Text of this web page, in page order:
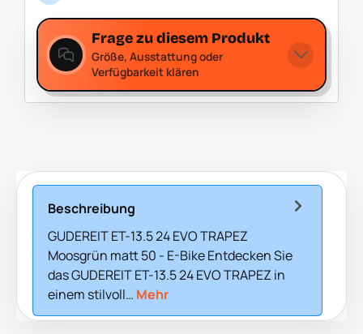
Frage zu diesem Produkt
Größe, Ausstattung oder
Verfügbarkeit klären
Beschreibung
GUDEREIT ET-13.5 24 EVO TRAPEZ
Moosgrün matt 50 - E-Bike Entdecken Sie
das GUDEREIT ET-13.5 24 EVO TRAPEZ in
einem stilvoll… Mehr